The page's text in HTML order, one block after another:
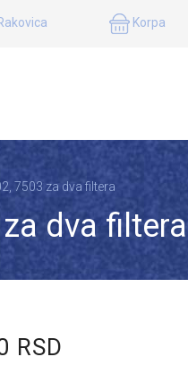
Korpa
7503 za dva filtera
dva filtera
RSD